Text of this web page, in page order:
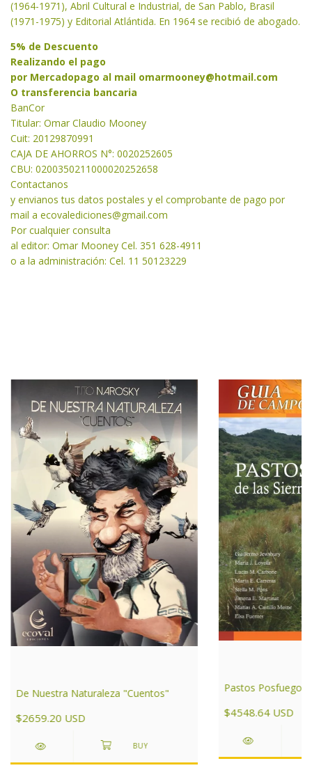
(1964-1971), Abril Cultural e Industrial, de San Pablo, Brasil
(1971-1975) y Editorial Atlántida. En 1964 se recibió de abogado.
5% de Descuento
Realizando el pago
por Mercadopago al mail omarmooney@hotmail.com
O transferencia bancaria
BanCor
Titular: Omar Claudio Mooney
Cuit: 20129870991
CAJA DE AHORROS N°: 0020252605
CBU: 0200350211000020252658
Contactanos
y envianos tus datos postales y el comprobante de pago por
mail a ecovalediciones@gmail.com
Por cualquier consulta
al editor: Omar Mooney Cel. 351 628-4911
o a la administración: Cel. 11 50123229
De Nuestra Naturaleza "Cuentos"
$2659.20 USD
Pastos Posfuego
$4548.64 USD